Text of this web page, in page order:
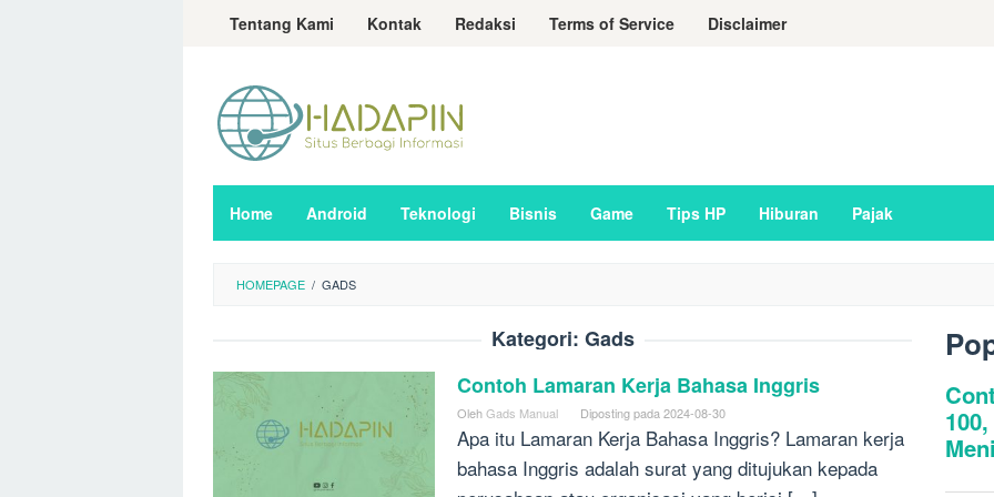
LoncatTentang Kami Kontak Redaksi Terms of Service Disclaimer
Home Android Teknologi Bisnis Game Tips HP Hiburan Pajak
HOMEPAGE / GADS
Kategori: Gads
Contoh Lamaran Kerja Bahasa Inggris
OlehGads Manual Diposting pada 2024-08-30
Apa itu Lamaran Kerja Bahasa Inggris? Lamaran kerja
bahasa Inggris adalah surat yang ditujukan kepada